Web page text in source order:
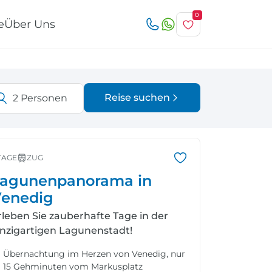
Über Uns
0
Schweiz
Nordeuropa
2 Personen Reise suchen
ZUG
in
Sie zauberhafte Tage in der
Lagunenstadt!
Übernachtung im Herzen von Venedig, nur
15 Gehminuten vom Markusplatz